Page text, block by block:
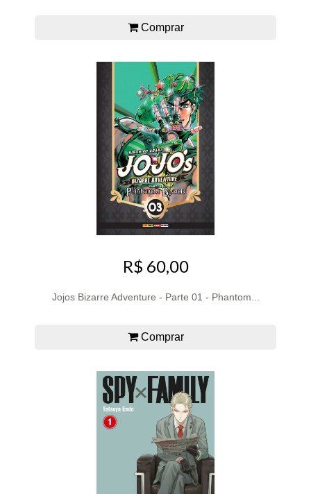
Comprar
R$ 60,00
Jojos Bizarre Adventure - Parte 01 - Phantom...
Comprar